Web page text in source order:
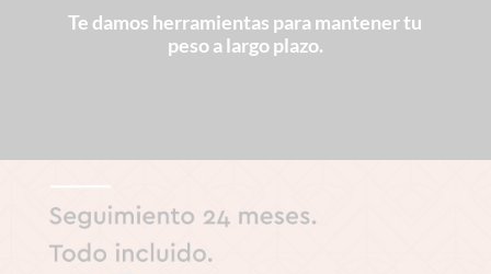
Te damos herramientas para mantener tu
peso a largo plazo.